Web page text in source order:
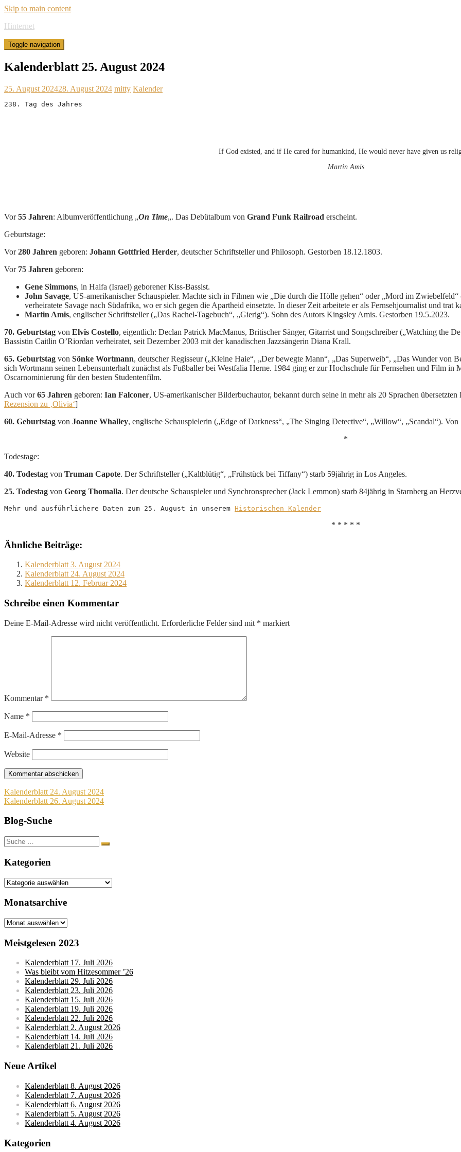
Skip to main content
Hinternet
Toggle navigation
Kalenderblatt 25. August 2024
25. August 202428. August 2024 mitty Kalender
238. Tag des Jahres
If God existed, and if He cared for humankind, He would never have given us
Martin Amis
Vor55 Jahren: Albumveröffentlichung „On Time„. Das Debütalbum von Grand Funk Railroad erscheint.
Geburtstage:
Vor280 Jahren geboren: Johann Gottfried Herder, deutscher Schriftsteller und Philosoph. Gestorben 18.12.1803.
Vor 75 Jahren geboren:
Gene Simmons, in Haifa (Israel) geborener Kiss-Bassist.
John Savage, US-amerikanischer Schauspieler. Machte sich in Filmen wie „Die durch die Hölle gehen“ oder „Mord im
verheiratete Savage nach Südafrika, wo er sich gegen die Apartheid einsetzte. In dieser Zeit arbeitete er als Fernsehjournalist und trat
Martin Amis, englischer Schriftsteller („Das Rachel-Tagebuch“, „Gierig“). Sohn des Autors Kingsley Amis. Gestorben 19.5.2023.
70. Geburtstag von Elvis Costello, eigentlich: Declan Patrick MacManus, Britischer Sänger, Gitarrist und Songschreiber („Watching the
Bassistin Caitlin O’Riordan verheiratet, seit Dezember 2003 mit der kanadischen Jazzsängerin Diana Krall.
65. Geburtstag von Sönke Wortmann, deutscher Regisseur („Kleine Haie“, „Der bewegte Mann“, „Das Superweib“, „Das Wunder von
sich Wortmann seinen Lebensunterhalt zunächst als Fußballer bei Westfalia Herne. 1984 ging er zur Hochschule für Fernsehen und Film
Oscarnominierung für den besten Studentenfilm.
Auch vor65 Jahren geboren: Ian Falconer, US-amerikanischer Bilderbuchautor, bekannt durch seine in mehr als 20 Sprachen
Rezension zu ‚Olivia‘]
60. Geburtstag von Joanne Whalley, englische Schauspielerin („Edge of Darkness“, „The Singing Detective“, „Willow“, „Scandal“).
*
Todestage:
40. Todestag von Truman Capote. Der Schriftsteller („Kaltblütig“, „Frühstück bei Tiffany“) starb 59jährig in Los Angeles.
25. Todestag von Georg Thomalla. Der deutsche Schauspieler und Synchronsprecher (Jack Lemmon) starb 84jährig in Starnberg an
Mehr und ausführlichere Daten zum 25. August in unserem Historischen Kalender
* * * * *
Ähnliche Beiträge:
Kalenderblatt 3. August 2024
Kalenderblatt 24. August 2024
Kalenderblatt 12. Februar 2024
Schreibe einen Kommentar
Deine E-Mail-Adresse wird nicht veröffentlicht. Erforderliche Felder sind mit * markiert
Kommentar *
Name *
E-Mail-Adresse *
Website
Beitragsnavigation
Kalenderblatt 24. August 2024
Kalenderblatt 26. August 2024
Blog-Suche
Suche
nach:
Kategorien
Kategorien
Monatsarchive
Monatsarchive
Meistgelesen 2023
Kalenderblatt 17. Juli 2026
Was bleibt vom Hitzesommer ’26
Kalenderblatt 29. Juli 2026
Kalenderblatt 23. Juli 2026
Kalenderblatt 15. Juli 2026
Kalenderblatt 19. Juli 2026
Kalenderblatt 22. Juli 2026
Kalenderblatt 2. August 2026
Kalenderblatt 14. Juli 2026
Kalenderblatt 21. Juli 2026
Neue Artikel
Kalenderblatt 8. August 2026
Kalenderblatt 7. August 2026
Kalenderblatt 6. August 2026
Kalenderblatt 5. August 2026
Kalenderblatt 4. August 2026
Kategorien